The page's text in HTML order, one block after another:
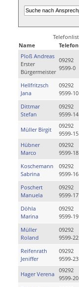
Name
Telefon
Ploß Andreas
Erster
Bürgermeister
09292
9599-0
Hellfritzsch
Jana
09292
9599-10
Dittmar
Stefan
09292
9599-14
Müller Birgit
09292
9599-15
Hübner
Marco
09292
9599-18
Koschemann
Sabrina
09292
9599-16
Poschert
Manuela
09292
9599-17
Döhla
Marina
09292
9599-19
Müller
Roland
09292
9599-22
Reifenrath
Jeniffer
09292
9599-23
Hager Verena
09292
9599-20